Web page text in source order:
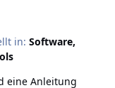
in: Software,